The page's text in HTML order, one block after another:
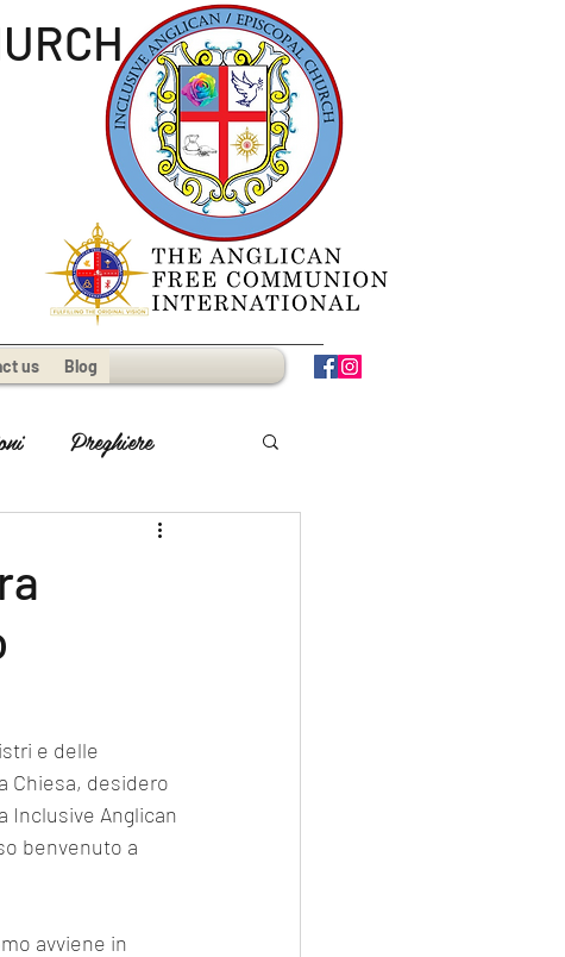
us Blog
Preghiere
e delle
Chiesa, desidero
Inclusive Anglican
benvenuto a
avviene in